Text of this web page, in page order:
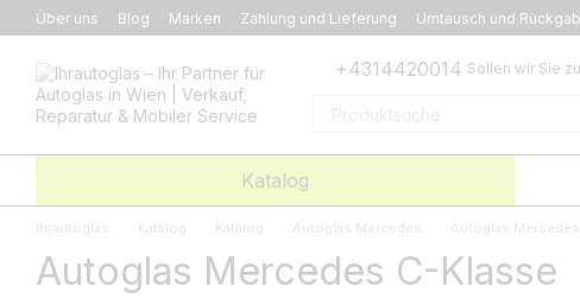
Перейти к основному контенту
Über uns Blog Marken Zahlung und Lieferung Umtausch und
+4314420014 Sollen wir Sie
Katalog
Ihrautoglas Katalog Katalog Autoglas Mercedes Autoglas Mercedes
Autoglas Mercedes C-Klasse